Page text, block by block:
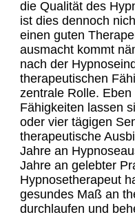
die Qualität des
ist dies dennoch
einen guten
ausmacht kommt
nach der
therapeutischen
zentrale Rolle.
Fähigkeiten lassen
oder vier tägigen
therapeutische
Jahre an
Jahre an gelebter
Hypnosetherapeut
gesundes Maß an
durchlaufen und